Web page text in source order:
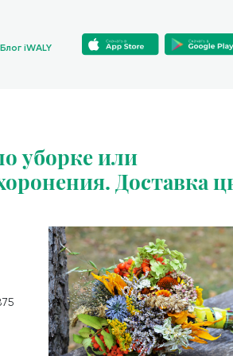
Блог iWALY
уборке или
Доставка